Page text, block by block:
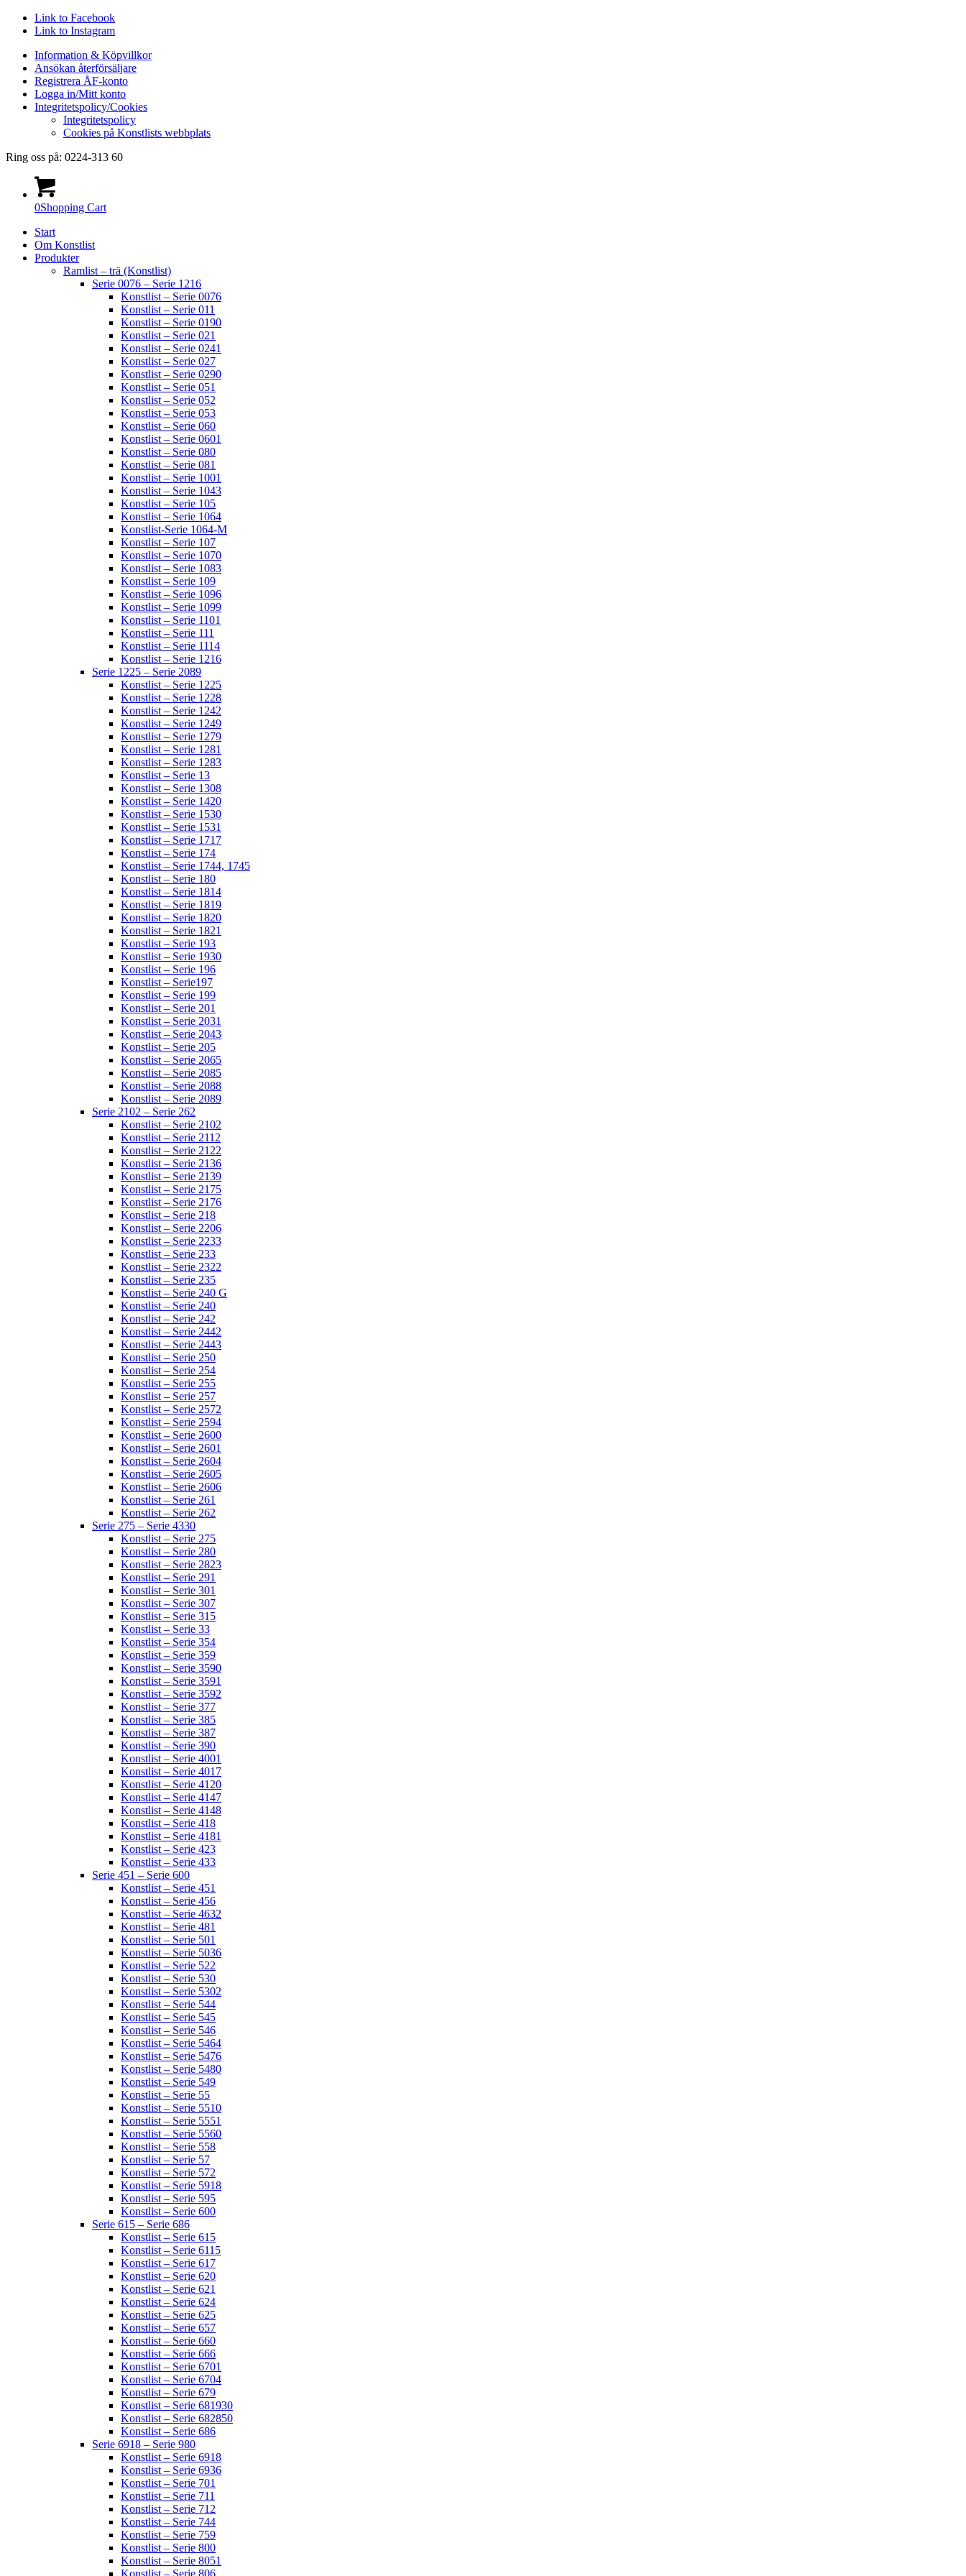
Link to Facebook
Link to Instagram
Information & Köpvillkor
Ansökan återförsäljare
Registrera ÅF-konto
Logga in/Mitt konto
Integritetspolicy/Cookies
Integritetspolicy
Cookies på Konstlists webbplats
Ring oss på: 0224-313 60
0Shopping Cart
Start
Om Konstlist
Produkter
Ramlist – trä (Konstlist)
Serie 0076 – Serie 1216
Konstlist – Serie 0076
Konstlist – Serie 011
Konstlist – Serie 0190
Konstlist – Serie 021
Konstlist – Serie 0241
Konstlist – Serie 027
Konstlist – Serie 0290
Konstlist – Serie 051
Konstlist – Serie 052
Konstlist – Serie 053
Konstlist – Serie 060
Konstlist – Serie 0601
Konstlist – Serie 080
Konstlist – Serie 081
Konstlist – Serie 1001
Konstlist – Serie 1043
Konstlist – Serie 105
Konstlist – Serie 1064
Konstlist-Serie 1064-M
Konstlist – Serie 107
Konstlist – Serie 1070
Konstlist – Serie 1083
Konstlist – Serie 109
Konstlist – Serie 1096
Konstlist – Serie 1099
Konstlist – Serie 1101
Konstlist – Serie 111
Konstlist – Serie 1114
Konstlist – Serie 1216
Serie 1225 – Serie 2089
Konstlist – Serie 1225
Konstlist – Serie 1228
Konstlist – Serie 1242
Konstlist – Serie 1249
Konstlist – Serie 1279
Konstlist – Serie 1281
Konstlist – Serie 1283
Konstlist – Serie 13
Konstlist – Serie 1308
Konstlist – Serie 1420
Konstlist – Serie 1530
Konstlist – Serie 1531
Konstlist – Serie 1717
Konstlist – Serie 174
Konstlist – Serie 1744, 1745
Konstlist – Serie 180
Konstlist – Serie 1814
Konstlist – Serie 1819
Konstlist – Serie 1820
Konstlist – Serie 1821
Konstlist – Serie 193
Konstlist – Serie 1930
Konstlist – Serie 196
Konstlist – Serie197
Konstlist – Serie 199
Konstlist – Serie 201
Konstlist – Serie 2031
Konstlist – Serie 2043
Konstlist – Serie 205
Konstlist – Serie 2065
Konstlist – Serie 2085
Konstlist – Serie 2088
Konstlist – Serie 2089
Serie 2102 – Serie 262
Konstlist – Serie 2102
Konstlist – Serie 2112
Konstlist – Serie 2122
Konstlist – Serie 2136
Konstlist – Serie 2139
Konstlist – Serie 2175
Konstlist – Serie 2176
Konstlist – Serie 218
Konstlist – Serie 2206
Konstlist – Serie 2233
Konstlist – Serie 233
Konstlist – Serie 2322
Konstlist – Serie 235
Konstlist – Serie 240 G
Konstlist – Serie 240
Konstlist – Serie 242
Konstlist – Serie 2442
Konstlist – Serie 2443
Konstlist – Serie 250
Konstlist – Serie 254
Konstlist – Serie 255
Konstlist – Serie 257
Konstlist – Serie 2572
Konstlist – Serie 2594
Konstlist – Serie 2600
Konstlist – Serie 2601
Konstlist – Serie 2604
Konstlist – Serie 2605
Konstlist – Serie 2606
Konstlist – Serie 261
Konstlist – Serie 262
Serie 275 – Serie 4330
Konstlist – Serie 275
Konstlist – Serie 280
Konstlist – Serie 2823
Konstlist – Serie 291
Konstlist – Serie 301
Konstlist – Serie 307
Konstlist – Serie 315
Konstlist – Serie 33
Konstlist – Serie 354
Konstlist – Serie 359
Konstlist – Serie 3590
Konstlist – Serie 3591
Konstlist – Serie 3592
Konstlist – Serie 377
Konstlist – Serie 385
Konstlist – Serie 387
Konstlist – Serie 390
Konstlist – Serie 4001
Konstlist – Serie 4017
Konstlist – Serie 4120
Konstlist – Serie 4147
Konstlist – Serie 4148
Konstlist – Serie 418
Konstlist – Serie 4181
Konstlist – Serie 423
Konstlist – Serie 433
Serie 451 – Serie 600
Konstlist – Serie 451
Konstlist – Serie 456
Konstlist – Serie 4632
Konstlist – Serie 481
Konstlist – Serie 501
Konstlist – Serie 5036
Konstlist – Serie 522
Konstlist – Serie 530
Konstlist – Serie 5302
Konstlist – Serie 544
Konstlist – Serie 545
Konstlist – Serie 546
Konstlist – Serie 5464
Konstlist – Serie 5476
Konstlist – Serie 5480
Konstlist – Serie 549
Konstlist – Serie 55
Konstlist – Serie 5510
Konstlist – Serie 5551
Konstlist – Serie 5560
Konstlist – Serie 558
Konstlist – Serie 57
Konstlist – Serie 572
Konstlist – Serie 5918
Konstlist – Serie 595
Konstlist – Serie 600
Serie 615 – Serie 686
Konstlist – Serie 615
Konstlist – Serie 6115
Konstlist – Serie 617
Konstlist – Serie 620
Konstlist – Serie 621
Konstlist – Serie 624
Konstlist – Serie 625
Konstlist – Serie 657
Konstlist – Serie 660
Konstlist – Serie 666
Konstlist – Serie 6701
Konstlist – Serie 6704
Konstlist – Serie 679
Konstlist – Serie 681930
Konstlist – Serie 682850
Konstlist – Serie 686
Serie 6918 – Serie 980
Konstlist – Serie 6918
Konstlist – Serie 6936
Konstlist – Serie 701
Konstlist – Serie 711
Konstlist – Serie 712
Konstlist – Serie 744
Konstlist – Serie 759
Konstlist – Serie 800
Konstlist – Serie 8051
Konstlist – Serie 806